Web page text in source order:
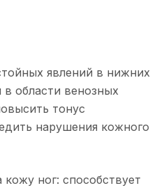
явлений в нижних
области венозных
тонус
нарушения кожного
ног: способствует